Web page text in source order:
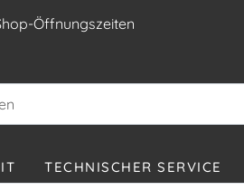
Öffnungszeiten
TECHNISCHER SERVICE